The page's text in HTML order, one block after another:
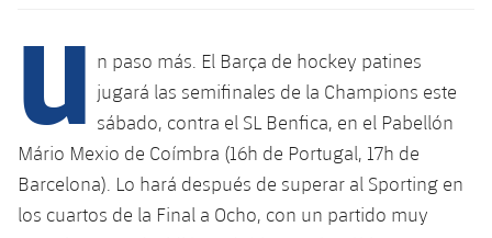
plusicon
más
Instalaciones
Spotify Camp Nou
U n paso más. El Barça de hockey patines
jugará las semifinales de la Champions este
sábado, contra el SL Benfica, en el Pabellón
Mário Mexio de Coímbra (16h de Portugal, 17h de
Barcelona). Lo hará después de superar al Sporting en
los cuartos de la Final a Ocho, con un partido muy